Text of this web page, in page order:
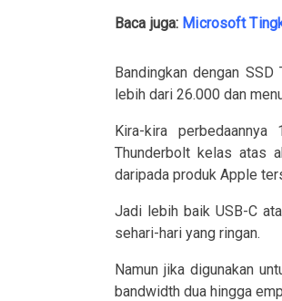
Baca juga: Microsoft
Bandingkan dengan
lebih dari 26.000 dan
Kira-kira
Thunderbolt kelas atas
daripada produk Apple
Jadi lebih baik USB-C
sehari-hari yang ringan.
Namun jika digunakan
bandwidth dua hingga